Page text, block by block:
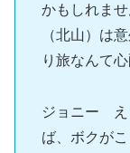
かもしれま
（北山）は
り旅なんて
ジョニー
ば、ボクが